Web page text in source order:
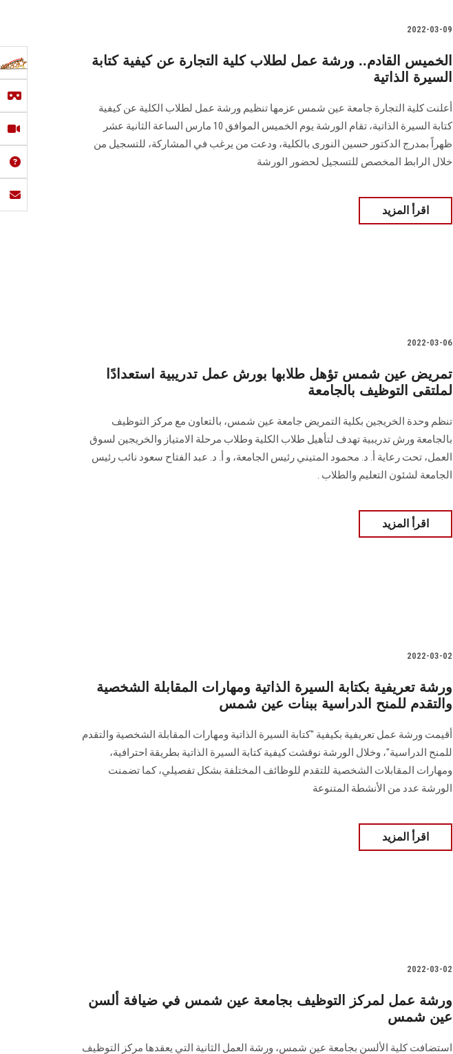
2022-03-09
الخميس القادم.. ورشة عمل لطلاب كلية التجارة عن كيفية كتابة
السيرة الذاتية
أعلنت كلية التجارة جامعة عين شمس عزمها تنظيم ورشة عمل لطلاب الكلية عن كيفية
كتابة السيرة الذاتية، تقام الورشة يوم الخميس الموافق 10 مارس الساعة الثانية عشر
ظهراً بمدرج الدكتور حسين النورى بالكلية، ودعت من يرغب في المشاركة، للتسجيل من
خلال الرابط المخصص للتسجيل لحضور الورشة
اقرأ المزيد
2022-03-06
تمريض عين شمس تؤهل طلابها بورش عمل تدريبية استعدادًا
لملتقى التوظيف بالجامعة
تنظم وحدة الخريجين بكلية التمريض جامعة عين شمس، بالتعاون مع مركز التوظيف
بالجامعة ورش تدريبية تهدف لتأهيل طلاب الكلية وطلاب مرحلة الامتياز والخريجين لسوق
العمل، تحت رعاية أ. د. محمود المتيني رئيس الجامعة، و أ. د. عبد الفتاح سعود نائب رئيس
الجامعة لشئون التعليم والطلاب .
اقرأ المزيد
2022-03-02
ورشة تعريفية بكتابة السيرة الذاتية ومهارات المقابلة الشخصية
والتقدم للمنح الدراسية ببنات عين شمس
أقيمت ورشة عمل تعريفية بكيفية "كتابة السيرة الذاتية ومهارات المقابلة الشخصية والتقدم
للمنح الدراسية"، وخلال الورشة نوقشت كيفية كتابة السيرة الذاتية بطريقة احترافية،
ومهارات المقابلات الشخصية للتقدم للوظائف المختلفة بشكل تفصيلي، كما تضمنت
الورشة عدد من الأنشطة المتنوعة
اقرأ المزيد
2022-03-02
ورشة عمل لمركز التوظيف بجامعة عين شمس في ضيافة ألسن
عين شمس
استضافت كلية الألسن بجامعة عين شمس، ورشة العمل الثانية التي يعقدها مركز التوظيف